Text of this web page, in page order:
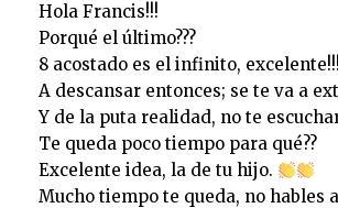
Hola Francis!!!
Porqué el último???
8 acostado es el infinito, excelente!!!
A descansar entonces; se te va a
Y de la puta realidad, no te
Te queda poco tiempo para qué??
Excelente idea, la de tu hijo.
Mucho tiempo te queda, no hables